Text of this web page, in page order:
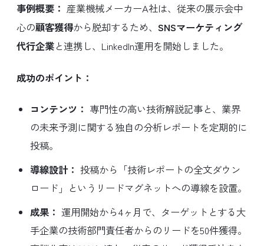
事例概要： 産業機械メーカーA社は、従来の展示会中
心の顧客獲得から脱却するため、 SNSマーケティング
代行企業と連携し、LinkedIn運用を開始しました。
成功のポイント：
コンテンツ： 専門性の高い技術解説記事と、業界
の未来予測に関する独自の分析レポートを定期的に
投稿。
導線設計： 投稿から「技術レポートの全文ダウン
ロード」というリードマグネットへの導線を設置。
成果： 運用開始から4ヶ月で、ターゲットとする大
手企業の技術部門責任者からのリードを50件獲得。